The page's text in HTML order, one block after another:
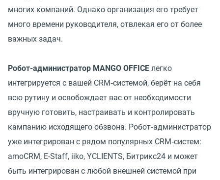
многих компаний. Однако организация его требует
много времени руководителя, отвлекая его от более
важных задач.
Робот-администратор MANGO OFFICE легко
интегрируется с вашей CRM‑системой, берёт на себя
всю рутину и освобождает вас от необходимости
вручную готовить, настраивать и контролировать
кампанию исходящего обзвона. Робот‑администратор
уже интегрирован с рядом популярных CRM‑систем:
amoCRM, E-Staff, iiko, YCLIENTS, Битрикс24 и может
быть интегрирован с любой внешней системой при